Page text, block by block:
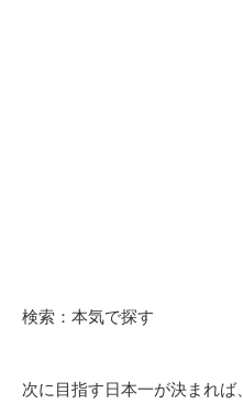
検索：本気で探す
次に目指す日本一が決まれば、